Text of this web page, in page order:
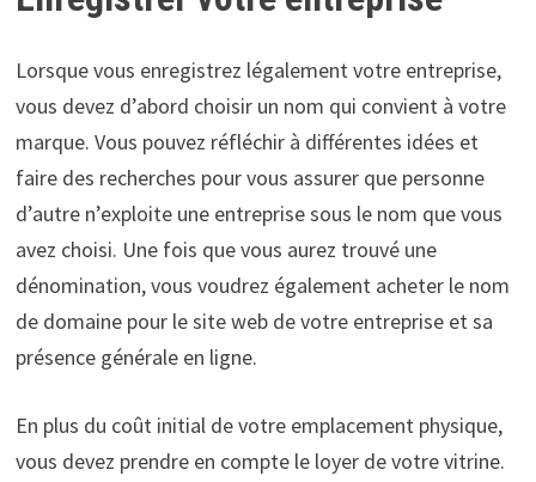
Lorsque vous enregistrez légalement votre entreprise,
vous devez d’abord choisir un nom qui convient à votre
marque. Vous pouvez réfléchir à différentes idées et
faire des recherches pour vous assurer que personne
d’autre n’exploite une entreprise sous le nom que vous
avez choisi. Une fois que vous aurez trouvé une
dénomination, vous voudrez également acheter le nom
de domaine pour le site web de votre entreprise et sa
présence générale en ligne.
En plus du coût initial de votre emplacement physique,
vous devez prendre en compte le loyer de votre vitrine.